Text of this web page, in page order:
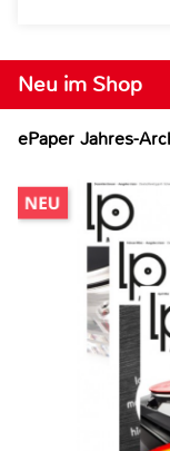
Neu im Shop
ePaper Jahres-